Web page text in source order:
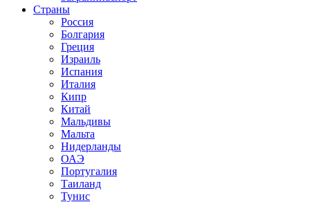
Страны
Россия
Болгария
Греция
Израиль
Испания
Италия
Кипр
Китай
Мальдивы
Мальта
Нидерланды
ОАЭ
Португалия
Таиланд
Тунис